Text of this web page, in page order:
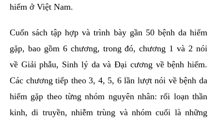
hiếm ở Việt Nam.
Cuốn sách tập hợp và trình bày gần 50 bệnh da hiếm
gặp, bao gồm 6 chương, trong đó, chương 1 và 2 nói
về Giải phẫu, Sinh lý da và Đại cương về bệnh hiếm.
Các chương tiếp theo 3, 4, 5, 6 lần lượt nói về bệnh da
hiếm gặp theo từng nhóm nguyên nhân: rối loạn thần
kinh, di truyền, nhiễm trùng và nhóm cuối là những